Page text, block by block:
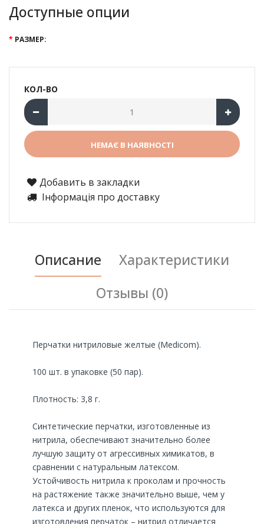
Доступные опции
РАЗМЕР:
КОЛ-ВО
Добавить в закладки
Інформація про доставку
Описание
Характеристики
Отзывы (0)
Перчатки нитриловые желтые (Medicom).
100 шт. в упаковке (50 пар).
Плотность: 3,8 г.
Синтетические перчатки, изготовленные из
нитрила, обеспечивают значительно более
лучшую защиту от агрессивных химикатов, в
сравнении с натуральным латексом.
Устойчивость нитрила к проколам и прочность
на растяжение также значительно выше, чем у
латекса и других пленок, что используются для
изготовления перчаток – нитрил отличается